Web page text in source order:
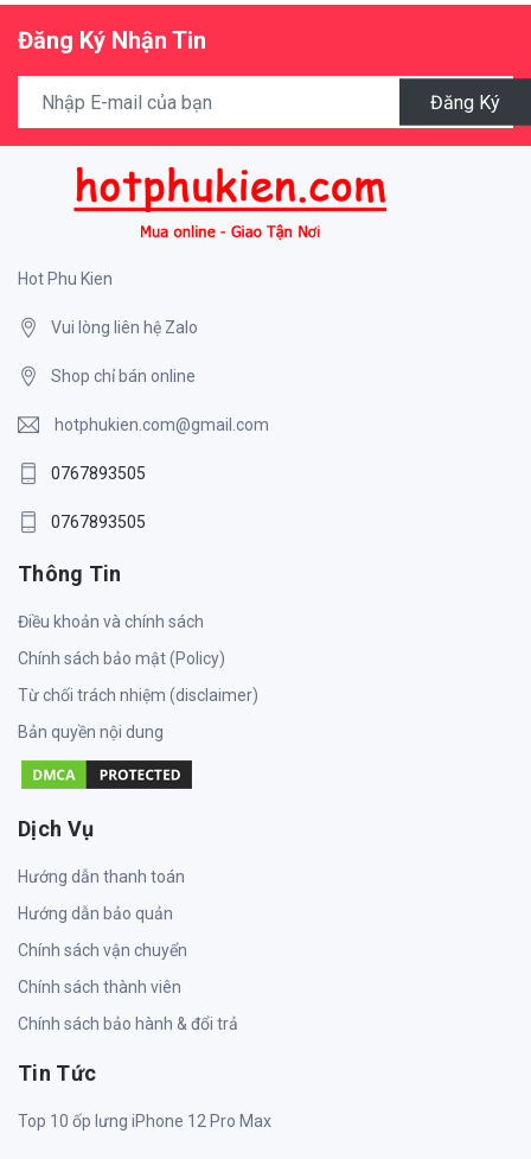
Đăng Ký Nhận Tin
Đăng Ký
Hot Phu Kien
Vui lòng liên hệ Zalo
Shop chỉ bán online
hotphukien.com@gmail.com
0767893505
0767893505
Thông Tin
Điều khoản và chính sách
Chính sách bảo mật (Policy)
Từ chối trách nhiệm (disclaimer)
Bản quyền nội dung
Dịch Vụ
Hướng dẫn thanh toán
Hướng dẫn bảo quản
Chính sách vận chuyển
Chính sách thành viên
Chính sách bảo hành & đổi trả
Tin Tức
Top 10 ốp lưng iPhone 12 Pro Max